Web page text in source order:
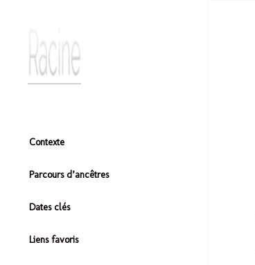
Contexte
Parcours d’ancêtres
Dates clés
Liens favoris